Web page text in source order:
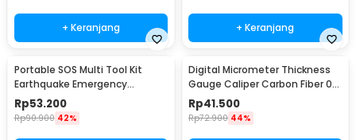
+ Keranjang + Keranjang
Portable SOS Multi Tool Kit
Earthquake Emergency
Outdoor Survival - JT21
Rp53.200
Rp90.900 42%
Digital Micrometer Thickness
Gauge Caliper Carbon Fiber 0-
12.7mm - TDT25
Rp41.500
Rp72.900 44%